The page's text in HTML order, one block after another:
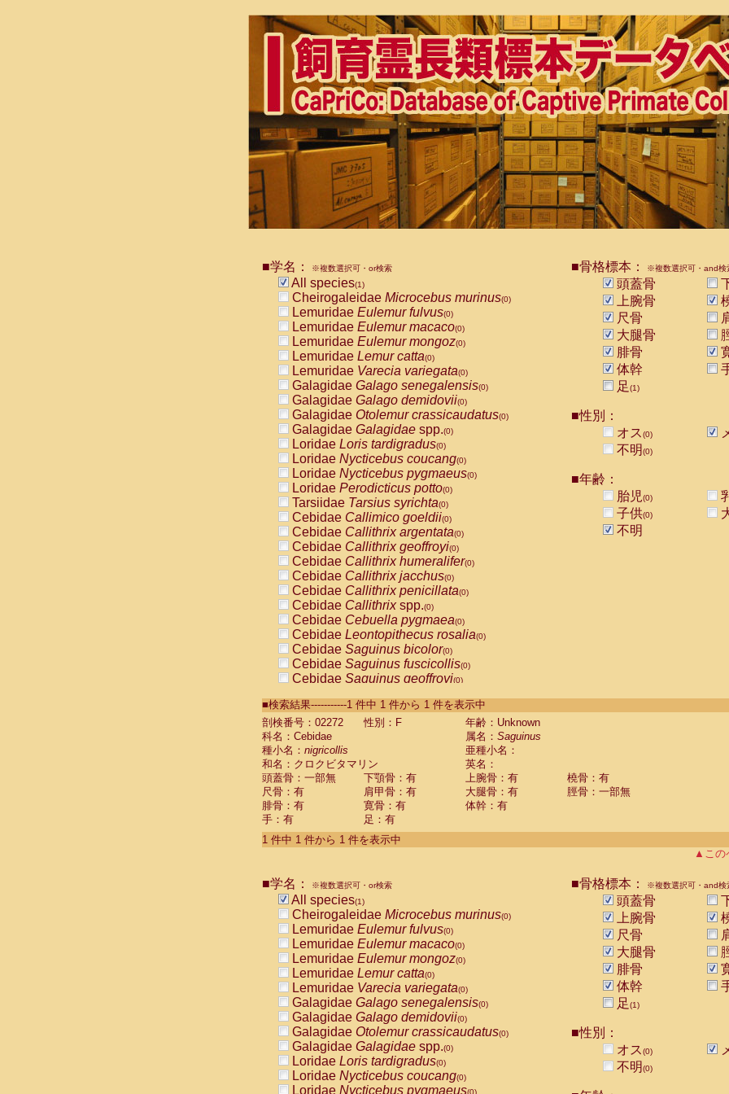
■学名： ※複数選択可・or検索
All species(1)
Cheirogaleidae Microcebus murinus(0)
Lemuridae Eulemur fulvus(0)
Lemuridae Eulemur macaco(0)
Lemuridae Eulemur mongoz(0)
Lemuridae Lemur catta(0)
Lemuridae Varecia variegata(0)
Galagidae Galago senegalensis(0)
Galagidae Galago demidovii(0)
Galagidae Otolemur crassicaudatus(0)
Galagidae Galagidae spp.(0)
Loridae Loris tardigradus(0)
Loridae Nycticebus coucang(0)
Loridae Nycticebus pygmaeus(0)
Loridae Perodicticus potto(0)
Tarsiidae Tarsius syrichta(0)
Cebidae Callimico goeldii(0)
Cebidae Callithrix argentata(0)
Cebidae Callithrix geoffroyi(0)
Cebidae Callithrix humeralifer(0)
Cebidae Callithrix jacchus(0)
Cebidae Callithrix penicillata(0)
Cebidae Callithrixspp.(0)
Cebidae Cebuella pygmaea(0)
Cebidae Leontopithecus rosalia(0)
Cebidae Saguinus bicolor(0)
Cebidae Saguinus fuscicollis(0)
Cebidae Saguinus geoffroyi(0)
CebidaeSaguinus labiatus(0)
Cebidae Saguinus leucopus (0)
Cebidae
CebidaeSaguinus mystax
CebidaeSaguinus nigricollis (1)
Cebidae Saguinus oedipus
Cebidae Saguinus weddelli
Cebidae Saguinusspp.
Cebidae Aotus trivirgatus
Cebidae Cebus albifrons
CebidaeCebus nigrivittatus
CebidaeCebus
CebidaeSaimiri boliviensis(0)
CebidaeSaimiri sciureus(0)
AtelidaeAlouatta caraya(0)
AtelidaeAlouatta fusca(0)
AtelidaeAlouatta seniculus
AtelidaeAlouattaspp.(0)
AtelidaeAteles belzebuth(0)
AtelidaeAteles geoffroyi(0)
AtelidaeAteles paniscus(0)
AtelidaeAtelesspp.(0)
Atelidae Lagothrix lagothricha
AtelidaeLagothrix lagothricha cana
PitheciidaeCacajao calvus rubicundus
■骨格標本： ※複数選択可・and検
頭蓋骨
上腕骨
尺骨
大腿骨
腓骨
体幹
足(1)
■性別：
オス(0)
不明(0)
■年齢：
胎児(0)
子供(0)
不明
■検索結果-----------1 件中 1 件から 1 件を表示中
剖検番号：02272
性別：F
年齢：Unknown
科名：Cebidae
属名： Saguinus
種小名： nigricollis
亜種小名：
和名：クロクビタマリン
英名：
頭蓋骨：一部無
下顎骨：有 上腕骨：有
橈骨：有
尺骨：有
肩甲骨：有 大腿骨：有
脛骨：一部無
腓骨：有
寛骨：有
体幹：有
手：有
足：有
1 件中 1 件から 1 件を表示中
▲この
■学名： ※複数選択可・or検索
All species(1)
Cheirogaleidae Microcebus murinus(0)
Lemuridae Eulemur fulvus(0)
Lemuridae Eulemur macaco(0)
Lemuridae Eulemur mongoz(0)
Lemuridae Lemur catta(0)
Lemuridae Varecia variegata(0)
Galagidae Galago senegalensis(0)
Galagidae Galago demidovii(0)
Galagidae Otolemur crassicaudatus(0)
Galagidae Galagidae spp.(0)
Loridae Loris tardigradus(0)
Loridae Nycticebus coucang(0)
Loridae Nycticebus pygmaeus(0)
■骨格標本： ※複数選択可・and検
頭蓋骨
上腕骨
尺骨
大腿骨
腓骨
体幹
足(1)
■性別：
オス(0)
不明(0)